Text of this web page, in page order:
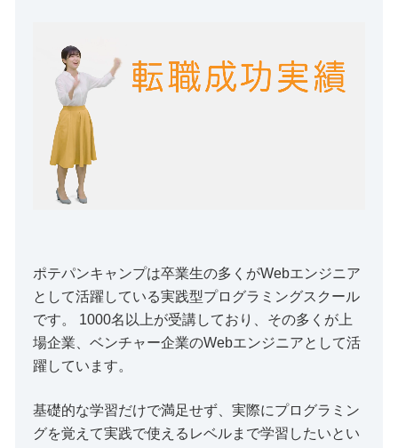
ポテパンキャンプは卒業生の多くがWebエンジニア
として活躍している実践型プログラミングスクール
です。 1000名以上が受講しており、その多くが上
場企業、ベンチャー企業のWebエンジニアとして活
躍しています。
基礎的な学習だけで満足せず、実際にプログラミン
グを覚えて実践で使えるレベルまで学習したいとい